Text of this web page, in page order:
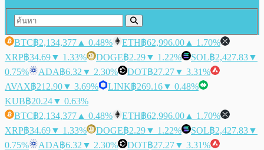
BTC฿2,134,377 ▲ 0.48% ETH฿62,996.00 ▲ 1.70%
XRP฿34.69▼ 1.33% DOGE฿2.29▼ 1.22% SOL฿2,427.83▼
0.75%
ADA฿6.32 ▼ 2.30% DOT฿27.27▼ 3.31%
AVAX฿212.90▼ 3.69% LINK฿269.16▼ 0.48%
KUB฿20.24▼ 0.63%
BTC฿2,134,377 ▲ 0.48% ETH฿62,996.00 ▲ 1.70%
XRP฿34.69▼ 1.33% DOGE฿2.29▼ 1.22% SOL฿2,427.83▼
0.75%
ADA฿6.32 ▼ 2.30% DOT฿27.27▼ 3.31%